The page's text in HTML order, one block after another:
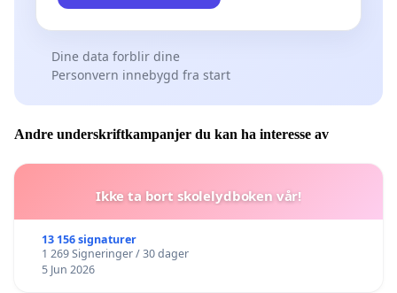
Dine data forblir dine
Personvern innebygd fra start
Andre underskriftkampanjer du kan ha interesse av
Ikke ta bort skolelydboken vår!
13 156 signaturer
1 269 Signeringer / 30 dager
5 Jun 2026